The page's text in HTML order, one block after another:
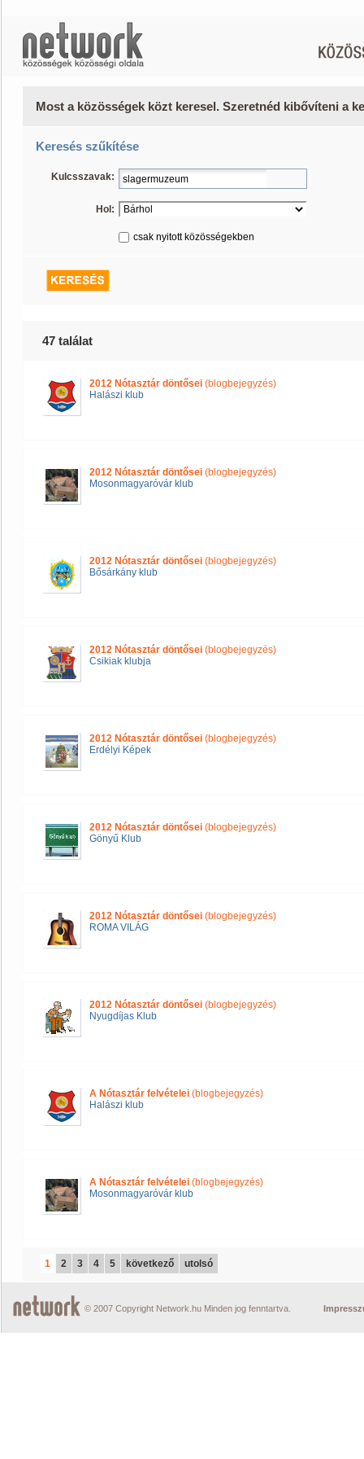
Most a közösségek közt keresel. Szeretnéd kibővíteni a
Keresés szűkítése
Kulcsszavak:
Hol:
csak nyitott közösségekben
47 találat
2012 Nótasztár döntősei (blogbejegyzés)
Halászi klub
2012 Nótasztár döntősei (blogbejegyzés)
Mosonmagyaróvár klub
2012 Nótasztár döntősei (blogbejegyzés)
Bősárkány klub
2012 Nótasztár döntősei (blogbejegyzés)
Csikiak klubja
2012 Nótasztár döntősei (blogbejegyzés)
Erdélyi Képek
2012 Nótasztár döntősei (blogbejegyzés)
Gönyű Klub
2012 Nótasztár döntősei (blogbejegyzés)
ROMA VILÁG
2012 Nótasztár döntősei (blogbejegyzés)
Nyugdíjas Klub
A Nótasztár felvételei (blogbejegyzés)
Halászi klub
A Nótasztár felvételei (blogbejegyzés)
Mosonmagyaróvár klub
1 2 3 4 5 következő utolsó
© 2007 Copyright Network.hu Minden jog fenntartva.